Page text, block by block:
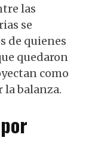
las
se
de quienes
quedaron
como
balanza.